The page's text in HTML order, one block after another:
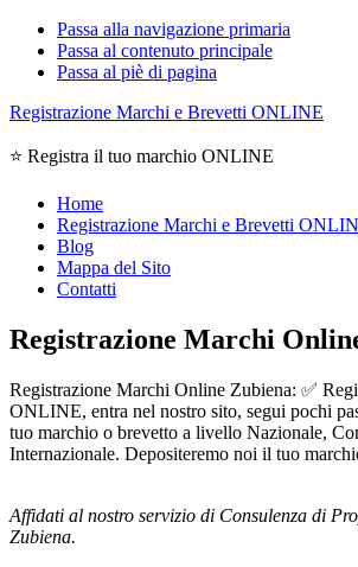
Passa alla navigazione primaria
Passa al contenuto principale
Passa al piè di pagina
Registrazione Marchi e Brevetti ONLINE
⭐ Registra il tuo marchio ONLINE
Home
Registrazione Marchi e Brevetti
Blog
Mappa del Sito
Contatti
Registrazione Marchi
Registrazione Marchi Online Zubiena: ✅
ONLINE, entra nel nostro sito, segui pochi
tuo marchio o brevetto a livello Nazionale,
Internazionale. Depositeremo noi il tuo
Affidati al nostro servizio di Consulenza di
Zubiena.